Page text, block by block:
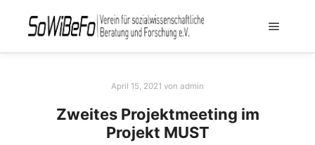
April 15, 2021 von admin
Zweites Projektmeeting im
Projekt MUST